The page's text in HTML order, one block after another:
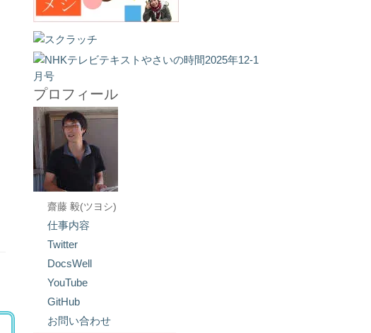
プロフィール
齋藤 毅(ツヨシ)
仕事内容
Twitter
DocsWell
YouTube
GitHub
お問い合わせ